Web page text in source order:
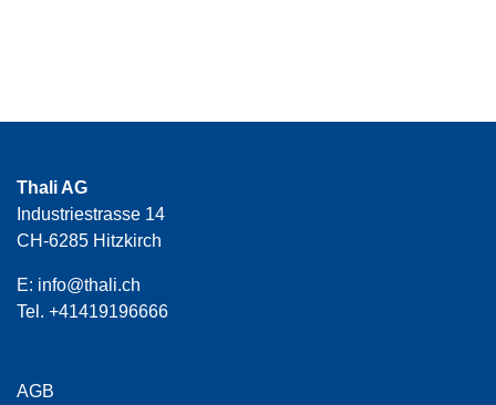
Thali AG
Industriestrasse 14
CH-6285 Hitzkirch
E: info@thali.ch
Tel. +41419196666
AGB